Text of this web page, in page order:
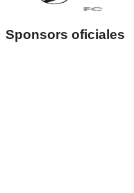
Sponsors oficiales